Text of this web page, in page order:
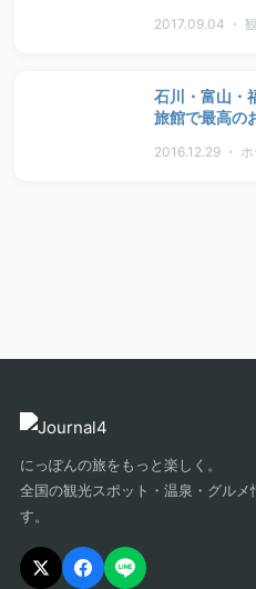
2017.09.04 ・
石川・富山・
旅館で最高の
2016.12.29 ・
にっぽんの旅をもっと楽しく。
全国の観光スポット・温泉・グル
す。